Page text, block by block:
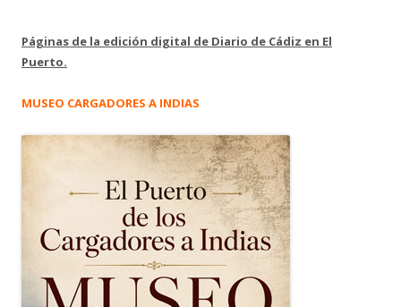
Páginas de la edición digital de Diario de Cádiz en El
Puerto.
MUSEO CARGADORES A INDIAS